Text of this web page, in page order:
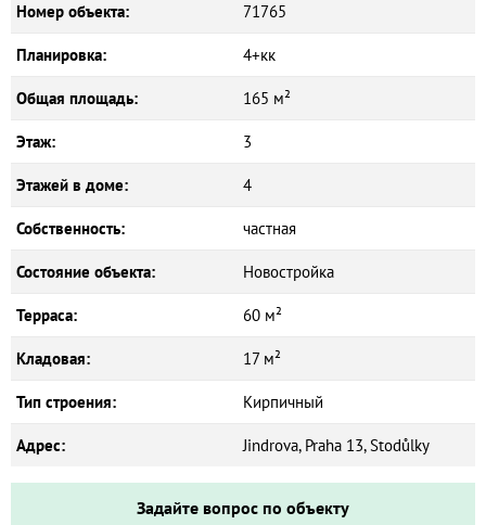
Номер объекта: 71765
Планировка: 4+кк
Общая площадь: 165 м²
Этаж: 3
Этажей в доме: 4
Собственность: частная
Состояние объекта: Новостройка
Терраса: 60 м²
Кладовая: 17 м²
Тип строения: Кирпичный
Адрес: Jindrova, Praha 13, Stodůlky
Задайте вопрос по объекту